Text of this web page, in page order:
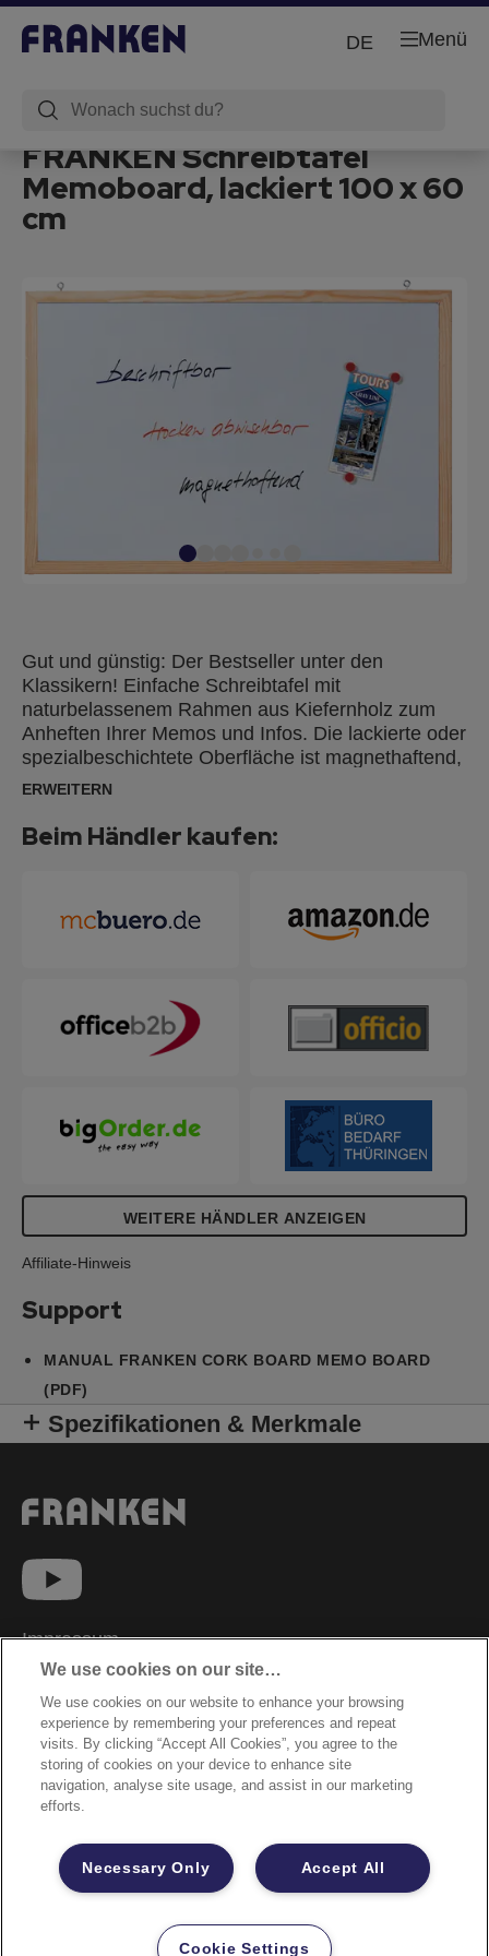
Menü
DE
FRANKEN Schreibtafel
Memoboard, lackiert 100 x 60
cm
Gut und günstig: Der Bestseller unter den
Klassikern! Einfache Schreibtafel mit
naturbelassenem Rahmen aus Kiefernholz zum
Anheften Ihrer Memos und Infos. Die lackierte oder
spezialbeschichtete Oberfläche ist magnethaftend,
beschriftbar und trocken abwischbar. Sie ist ideal
FRANKEN Tafelschreiber mit alkoholgelöster Tinte
Die Montage ist einfach, problemlos und kann
wahlweise im Hoch- oder Querformat erfolgen.
ERWEITERN
Beim Händler kaufen:
WEITERE HÄNDLER ANZEIGEN
Affiliate-Hinweis
Support
MANUAL FRANKEN CORK BOARD MEMO BOARD
(PDF)
Spezifikationen & Merkmale
Impressum
Datenschutzhinweise
Datenzugriffsberechtigung
Sicherheitsdatenblätter
Cookie Richtlinie
Rechtliche Hinweise
Garantiebestimmungen
Site Map
©2026 ACCO Brands
We use cookies on our site…
We use cookies on our website to enhance your browsing
experience by remembering your preferences and repeat
visits. By clicking “Accept All Cookies”, you agree to the
storing of cookies on your device to enhance site
navigation, analyse site usage, and assist in our marketing
efforts.
Accept All
Necessary Only
Cookie Settings